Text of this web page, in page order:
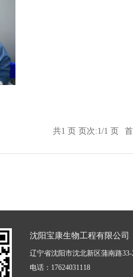
共1 页 页次:1/1 页
沈阳宝康生物工程有限公司
辽宁省沈阳市沈北新区蒲南路33-
电话：17624031118